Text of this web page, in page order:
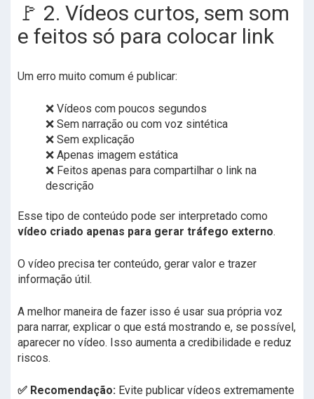
🚩 2. Vídeos curtos, sem som
e feitos só para colocar link
Um erro muito comum é publicar:
❌ Vídeos com poucos segundos
❌ Sem narração ou com voz sintética
❌ Sem explicação
❌ Apenas imagem estática
❌ Feitos apenas para compartilhar o link na
descrição
Esse tipo de conteúdo pode ser interpretado como
vídeo criado apenas para gerar tráfego externo.
O vídeo precisa ter conteúdo, gerar valor e trazer
informação útil.
A melhor maneira de fazer isso é usar sua própria voz
para narrar, explicar o que está mostrando e, se possível,
aparecer no vídeo. Isso aumenta a credibilidade e reduz
riscos.
✅ Recomendação: Evite publicar vídeos extremamente